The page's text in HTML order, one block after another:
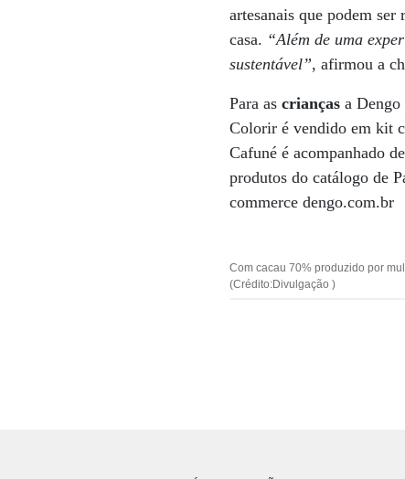
artesanais que podem
casa. “Além de uma
sustentável”, afirmou a
Para ascrianças a
Colorir é vendido em kit
Cafuné é acompanhado
produtos do catálogo de
commerce dengo.com.br
Com cacau 70% produzido por
(Crédito:Divulgação )